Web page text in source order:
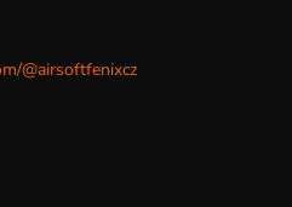
@airsoftfenixcz